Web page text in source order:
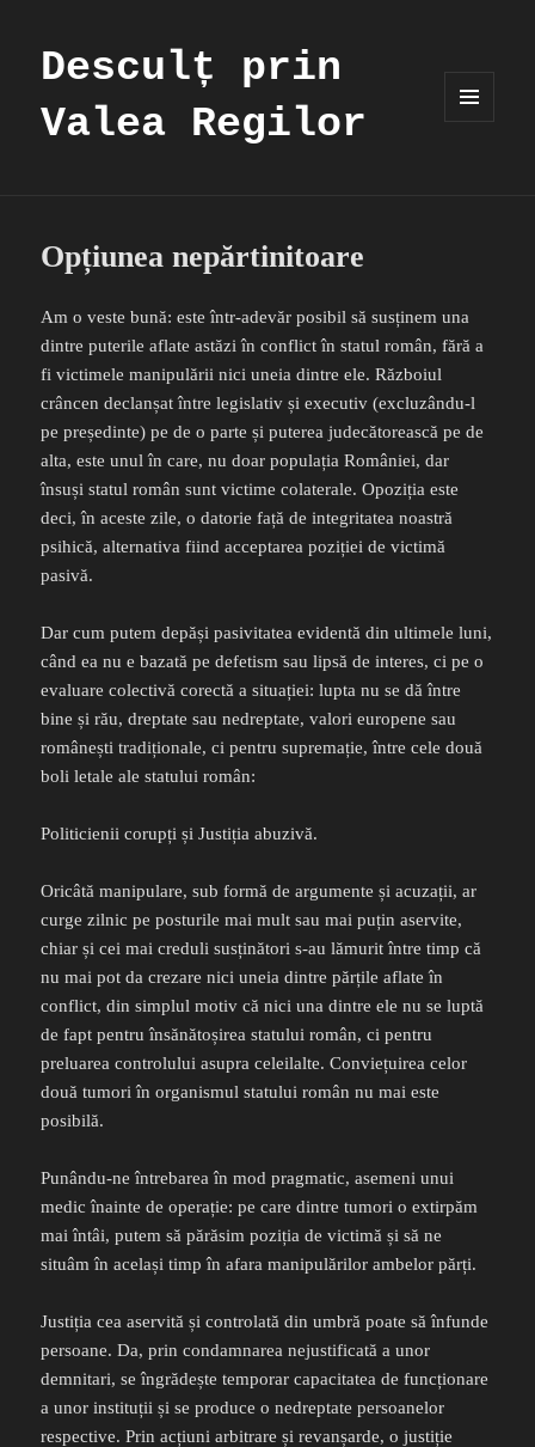
Desculț prin
Valea Regilor
Opțiunea nepărtinitoare
Am o veste bună: este într-adevăr posibil să susținem una
dintre puterile aflate astăzi în conflict în statul român, fără a
fi victimele manipulării nici uneia dintre ele. Războiul
crâncen declanșat între legislativ și executiv (excluzându-l
pe președinte) pe de o parte și puterea judecătorească pe de
alta, este unul în care, nu doar populația României, dar
însuși statul român sunt victime colaterale. Opoziția este
deci, în aceste zile, o datorie față de integritatea noastră
psihică, alternativa fiind acceptarea poziției de victimă
pasivă.
Dar cum putem depăși pasivitatea evidentă din ultimele luni,
când ea nu e bazată pe defetism sau lipsă de interes, ci pe o
evaluare colectivă corectă a situației: lupta nu se dă între
bine și rău, dreptate sau nedreptate, valori europene sau
românești tradiționale, ci pentru supremație, între cele două
boli letale ale statului român:
Politicienii corupți și Justiția abuzivă.
Oricâtă manipulare, sub formă de argumente și acuzații, ar
curge zilnic pe posturile mai mult sau mai puțin aservite,
chiar și cei mai creduli susținători s-au lămurit între timp că
nu mai pot da crezare nici uneia dintre părțile aflate în
conflict, din simplul motiv că nici una dintre ele nu se luptă
de fapt pentru însănătoșirea statului român, ci pentru
preluarea controlului asupra celeilalte. Conviețuirea celor
două tumori în organismul statului român nu mai este
posibilă.
Punându-ne întrebarea în mod pragmatic, asemeni unui
medic înainte de operație: pe care dintre tumori o extirpăm
mai întâi, putem să părăsim poziția de victimă și să ne
situâm în același timp în afara manipulărilor ambelor părți.
Justiția cea aservită și controlată din umbră poate să înfunde
persoane. Da, prin condamnarea nejustificată a unor
demnitari, se îngrădește temporar capacitatea de funcționare
a unor instituții și se produce o nedreptate persoanelor
respective. Prin acțiuni arbitrare și revanșarde, o justiție